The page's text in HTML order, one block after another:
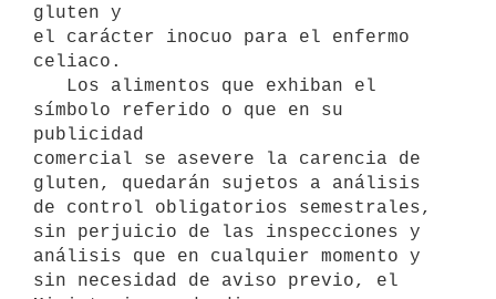
gluten y
el carácter inocuo para el enfermo
celiaco.
símbolo referido o que en su
publicidad
comercial se asevere la carencia de
gluten, quedarán sujetos a análisis
de control obligatorios semestrales,
sin perjuicio de las inspecciones y
análisis que en cualquier momento y
sin necesidad de aviso previo, el